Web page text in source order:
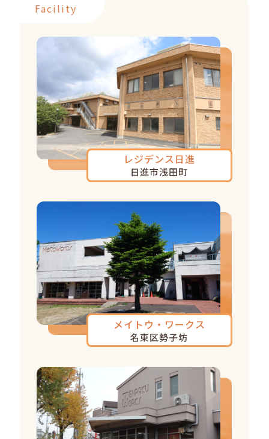
Facility
レジデンス日進
日進市浅田町
メイトウ・ワークス
名東区勢子坊